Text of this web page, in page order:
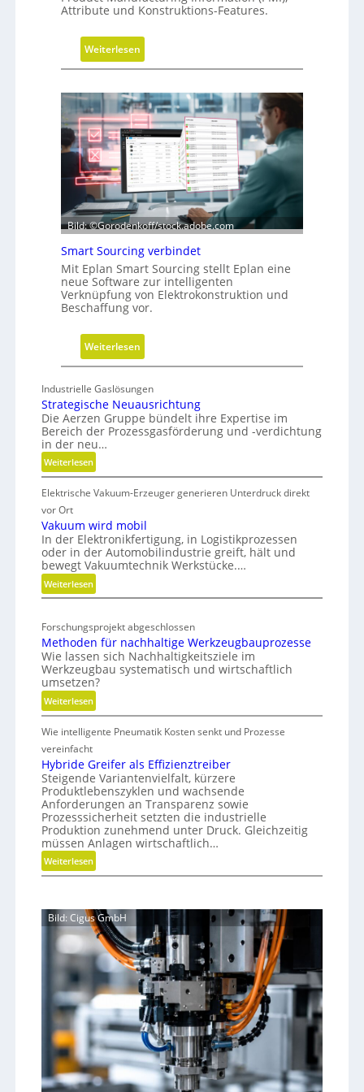
i
u
l
a
i
o
n
Attribute und Konstruktions-Features.
Weiterlesen:
G
o
m
e
t
r
i
e
-
V
e
r
e
i
f
a
h
u
n
ü
r
i
g
i
a
T
w
i
Bild: ©Gorodenkoff/stock.adobe.com
Smart Sourcing verbindet
Mit Eplan Smart Sourcing stellt Eplan eine
neue Software zur intelligenten
Verknüpfung von Elektrokonstruktion und
Beschaffung vor.
Weiterlesen:
S
a
r
t
u
r
i
n
g
e
b
i
n
t
Industrielle Gaslösungen
Strategische Neuausrichtung
Die Aerzen Gruppe bündelt ihre Expertise im
Bereich der Prozessgasförderung und -verdichtung
in der neu…
Weiterlesen:
S
t
a
t
e
g
i
s
h
e
N
e
u
a
s
r
i
c
h
t
u
n
g
Elektrische Vakuum-Erzeuger generieren Unterdruck direkt
vor Ort
Vakuum wird mobil
In der Elektronikfertigung, in Logistikprozessen
oder in der Automobilindustrie greift, hält und
bewegt Vakuumtechnik Werkstücke.…
Weiterlesen:
V
k
u
u
m
w
i
d
m
o
b
i
l
Forschungsprojekt abgeschlossen
Methoden für nachhaltige Werkzeugbauprozesse
Wie lassen sich Nachhaltigkeitsziele im
Werkzeugbau systematisch und wirtschaftlich
umsetzen?
Weiterlesen:
M
e
t
h
o
d
e
n
f
ü
r
c
h
h
t
i
g
e
W
e
r
Wie intelligente Pneumatik Kosten senkt und Prozesse
vereinfacht
Hybride Greifer als Effizienztreiber
Steigende Variantenvielfalt, kürzere
Produktlebenszyklen und wachsende
Anforderungen an Transparenz sowie
Prozesssicherheit setzten die industrielle
Produktion zunehmend unter Druck. Gleichzeitig
müssen Anlagen wirtschaftlich…
Weiterlesen:
H
b
r
i
d
e
G
r
e
i
f
e
r
Bild: Cigus GmbH